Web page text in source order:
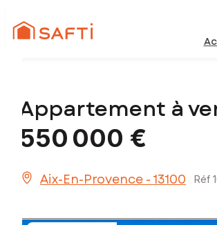
Appartement à
550 000 €
Aix-En-Provence - 13100 Réf